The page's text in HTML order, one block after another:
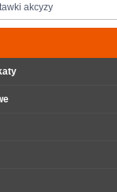
akcyzy